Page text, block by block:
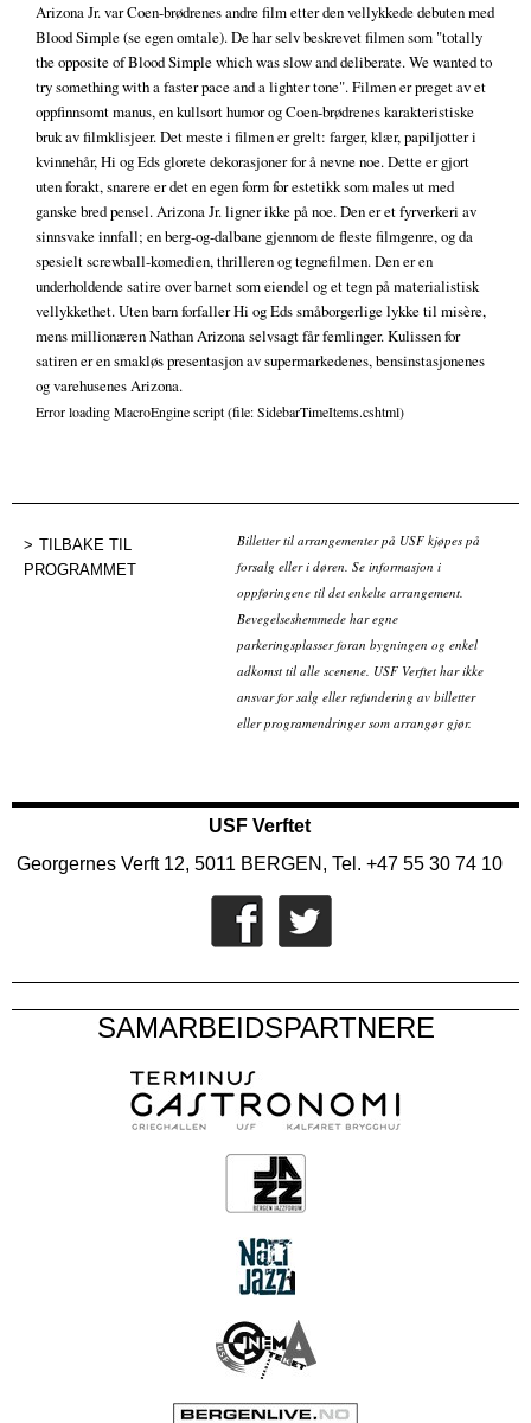
Arizona Jr. var Coen-brødrenes andre film etter den vellykkede debuten med
Blood Simple (se egen omtale). De har selv beskrevet filmen som "totally
the opposite of Blood Simple which was slow and deliberate. We wanted to
try something with a faster pace and a lighter tone". Filmen er preget av et
oppfinnsomt manus, en kullsort humor og Coen-brødrenes karakteristiske
bruk av filmklisjeer. Det meste i filmen er grelt: farger, klær, papiljotter i
kvinnehår, Hi og Eds glorete dekorasjoner for å nevne noe. Dette er gjort
uten forakt, snarere er det en egen form for estetikk som males ut med
ganske bred pensel. Arizona Jr. ligner ikke på noe. Den er et fyrverkeri av
sinnsvake innfall; en berg-og-dalbane gjennom de fleste filmgenre, og da
spesielt screwball-komedien, thrilleren og tegnefilmen. Den er en
underholdende satire over barnet som eiendel og et tegn på materialistisk
vellykkethet. Uten barn forfaller Hi og Eds småborgerlige lykke til misère,
mens millionæren Nathan Arizona selvsagt får femlinger. Kulissen for
satiren er en smakløs presentasjon av supermarkedenes, bensinstasjonenes
og varehusenes Arizona.
Error loading MacroEngine script (file: SidebarTimeItems.cshtml)
TILBAKE TIL
PROGRAMMET
Billetter til arrangementer på USF kjøpes på
forsalg eller i døren. Se informasjon i
oppføringene til det enkelte arrangement.
Bevegelseshemmede har egne
parkeringsplasser foran bygningen og enkel
adkomst til alle scenene. USF Verftet har ikke
ansvar for salg eller refundering av billetter
eller programendringer som arrangør gjør.
USF Verftet
Georgernes Verft 12, 5011 BERGEN, Tel. +47 55 30 74 10
SAMARBEIDSPARTNERE